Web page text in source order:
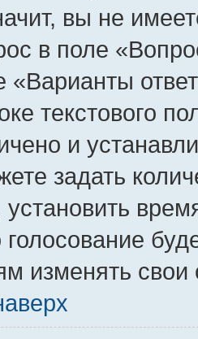
вы не
в поле
«Варианты
текстового
и
задать
установить
голосование
изменять свои